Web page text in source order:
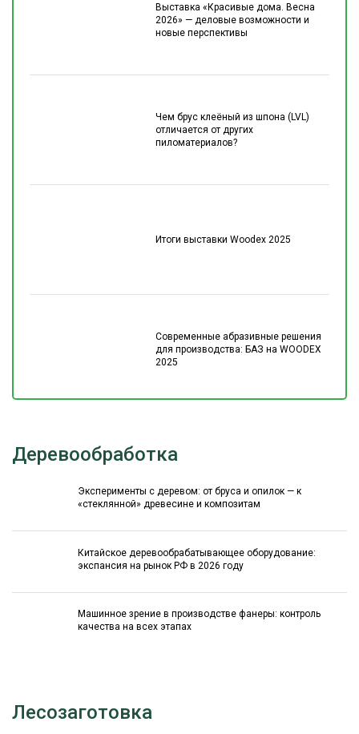
Выставка «Красивые дома. Весна
2026» — деловые возможности и
новые перспективы
Чем брус клеёный из шпона (LVL)
отличается от других
пиломатериалов?
Итоги выставки Woodex 2025
Современные абразивные решения
для производства: БАЗ на WOODEX
2025
Деревообработка
Эксперименты с деревом: от бруса и опилок — к
«стеклянной» древесине и композитам
Китайское деревообрабатывающее оборудование:
экспансия на рынок РФ в 2026 году
Машинное зрение в производстве фанеры: контроль
качества на всех этапах
Лесозаготовка